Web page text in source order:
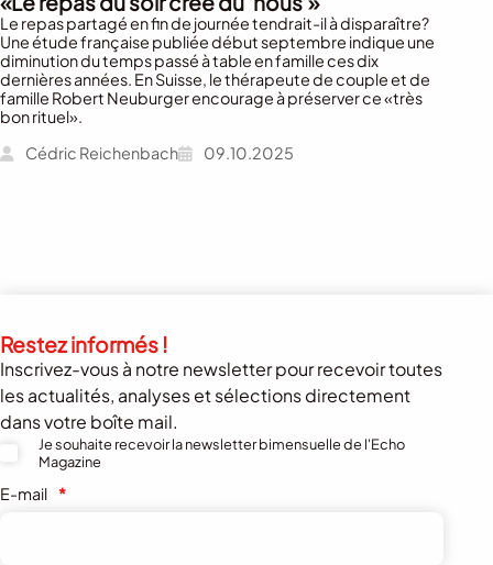
Le repas partagé en fin de journée tendrait-il à disparaître?
Une étude française publiée début septembre indique une
diminution du temps passé à table en famille ces dix
dernières années. En Suisse, le thérapeute de couple et de
famille Robert Neuburger encourage à préserver ce «très
bon rituel».
Cédric Reichenbach
09.10.2025
Restez informés !
Inscrivez-vous à notre newsletter pour recevoir toutes
les actualités, analyses et sélections directement
dans votre boîte mail.
Je souhaite recevoir la newsletter bimensuelle de l'Echo
Magazine
E-mail *